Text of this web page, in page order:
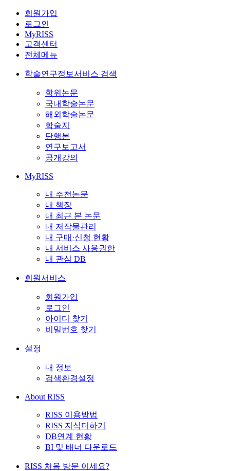
회원가입
로그인
MyRISS
고객센터
전체메뉴
학술연구정보서비스 검색
학위논문
국내학술논문
해외학술논문
학술지
단행본
연구보고서
공개강의
MyRISS
내 추천논문
내 책장
내 최근 본 논문
내 저작물관리
내 구매·신청 현황
내 서비스 사용권한
내 관심 DB
회원서비스
회원가입
로그인
아이디 찾기
비밀번호 찾기
설정
내 정보
검색환경설정
About RISS
RISS 이용방법
RISS 지식더하기
DB연계 현황
BI 및 배너 다운로드
RISS 처음 방문 이세요?